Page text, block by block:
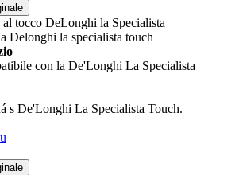
tocco DeLonghi la Specialista
Delonghi la specialista touch
con la De'Longhi La Specialista
s De'Longhi La Specialista Touch.